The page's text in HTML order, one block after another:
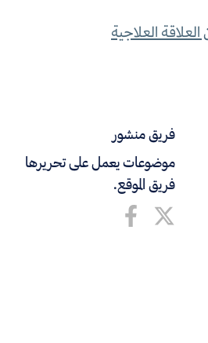
فريق منشور
موضوعات يعمل على تحريرها
فريق الموقع.
العلاجية